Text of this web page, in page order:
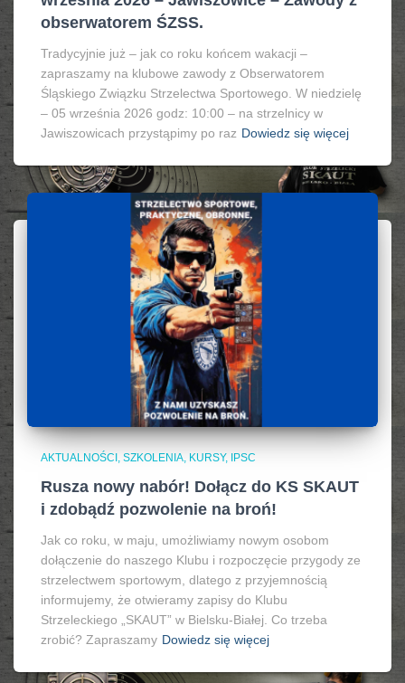
obserwatorem ŚZSS.
Tradycyjnie już – jak co roku końcem wakacji –
zapraszamy na klubowe zawody z Obserwatorem
Śląskiego Związku Strzelectwa Sportowego. W niedzielę
– 05 września 2026 godz: 10:00 – na strzelnicy w
Jawiszowicach przystąpimy po raz Dowiedz się więcej
AKTUALNOŚCI, SZKOLENIA, KURSY, IPSC
Rusza nowy nabór! Dołącz do KS SKAUT
i zdobądź pozwolenie na broń!
Jak co roku, w maju, umożliwiamy nowym osobom
dołączenie do naszego Klubu i rozpoczęcie przygody ze
strzelectwem sportowym, dlatego z przyjemnością
informujemy, że otwieramy zapisy do Klubu
Strzeleckiego „SKAUT” w Bielsku-Białej. Co trzeba
zrobić? Zapraszamy Dowiedz się więcej